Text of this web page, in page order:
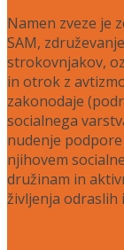
Namen zveze je
SAM,
strokovnjakov,
in otrok z
zakonodaje
socialnega
nudenje
njihovem
družinam in
življenja odraslih